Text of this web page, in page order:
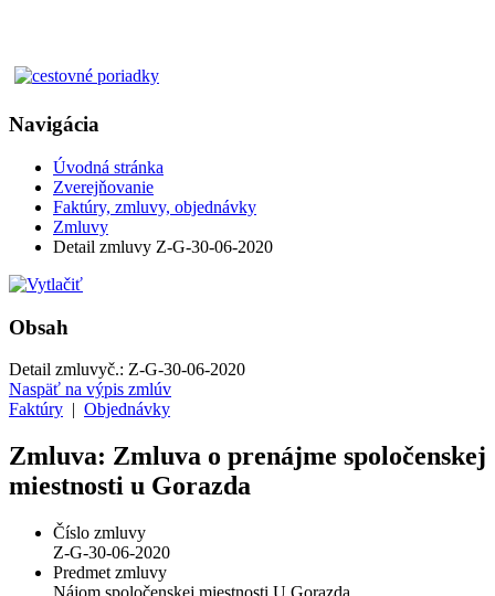
Navigácia
Úvodná stránka
Zverejňovanie
Faktúry, zmluvy, objednávky
Zmluvy
Detail zmluvy Z-G-30-06-2020
Obsah
Detail zmluvyč.: Z-G-30-06-2020
Naspäť na výpis zmlúv
Faktúry | Objednávky
Zmluva: Zmluva o prenájme spoločenskej
miestnosti u Gorazda
Číslo zmluvy
Z-G-30-06-2020
Predmet zmluvy
Nájom spoločenskej miestnosti U Gorazda